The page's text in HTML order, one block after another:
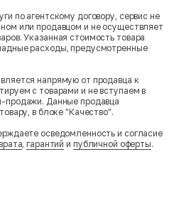
по агентскому договору, сервис не
или продавцом и не осуществляет
Указанная стоимость товара
расходы, предусмотренные
напрямую от продавца к
с товарами и не вступаем в
продажи. Данные продавца
в блоке "Качество".
осведомленность и согласие
,гарантий и публичной оферты.